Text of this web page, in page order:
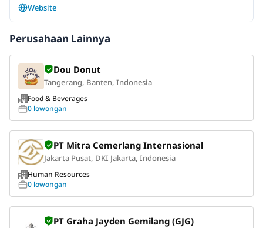
Website
Perusahaan Lainnya
Dou Donut
Tangerang, Banten, Indonesia
Food & Beverages
0 lowongan
PT Mitra Cemerlang Internasional
Jakarta Pusat, DKI Jakarta, Indonesia
Human Resources
0 lowongan
PT Graha Jayden Gemilang (GJG)